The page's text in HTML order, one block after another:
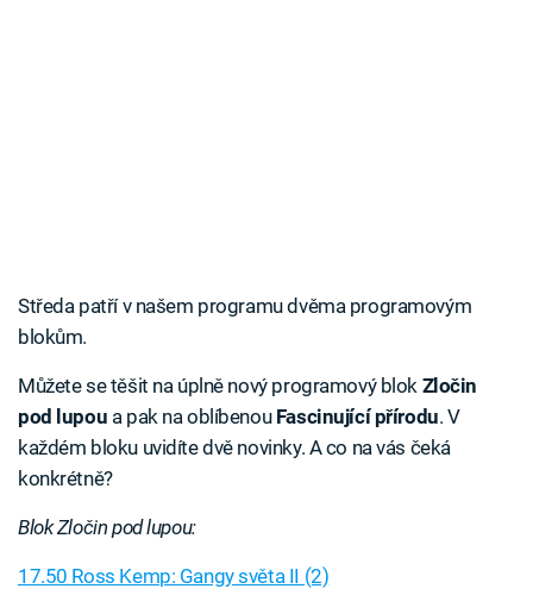
Středa patří v našem programu dvěma programovým
blokům.
Můžete se těšit na úplně nový programový blok Zločin
pod lupou a pak na oblíbenou Fascinující přírodu. V
každém bloku uvidíte dvě novinky. A co na vás čeká
konkrétně?
Blok Zločin pod lupou:
17.50 Ross Kemp: Gangy světa II (2)